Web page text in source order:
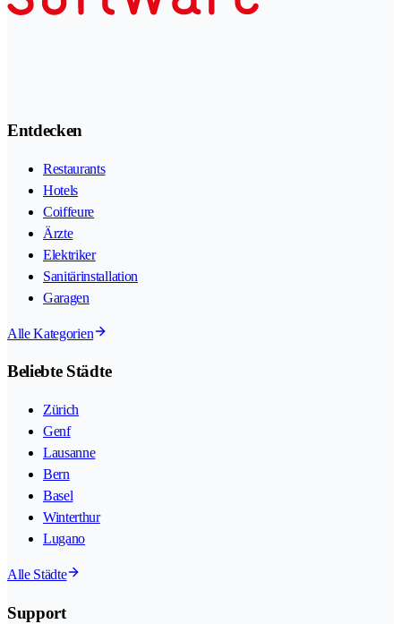
Entdecken
Restaurants
Hotels
Coiffeure
Ärzte
Elektriker
Sanitärinstallation
Garagen
Alle Kategorien
Beliebte Städte
Zürich
Genf
Lausanne
Bern
Basel
Winterthur
Lugano
Alle Städte
Support